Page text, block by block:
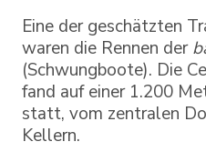
Eine der geschätzten
waren die Rennen der
(Schwungboote). Die
fand auf einer 1.200
statt, vom zentralen
Kellern.